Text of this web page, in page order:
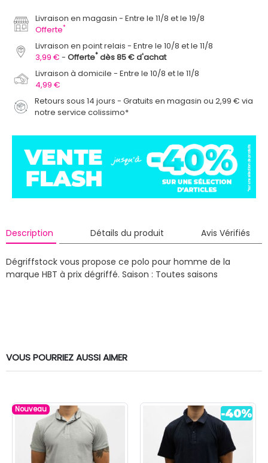
Livraison en magasin
Entre le 11/8 et le 19/8
Offerte*
Livraison en point relais
Entre le 10/8 et le 11/8
3,99 €
Offerte* dès 85 € d'achat
Livraison à domicile
Entre le 10/8 et le 11/8
4,99 €
Retours sous 14 jours - Gratuits en magasin ou 2,99 € via
notre service colissimo*
Description Détails du produit Avis Vérifiés
Dégriffstock vous propose ce polo pour homme de la
marque HBT à prix dégriffé. Saison : Toutes saisons
VOUS POURRIEZ AUSSI AIMER
Nouveau